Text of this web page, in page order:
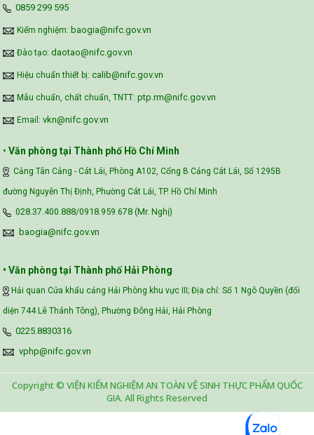
‪0859 299 595‬
Kiểm nghiệm: baogia@nifc.gov.vn
Đào tạo: daotao@nifc.gov.vn
Hiệu chuẩn thiết bị: calib@nifc.gov.vn
Mẫu chuẩn, chất chuẩn, TNTT: ptp.rm@nifc.gov.vn
Email: vkn@nifc.gov.vn
• Văn phòng tại Thành phố Hồ Chí Minh
Cảng Tân Cảng - Cát Lái, Phòng A102, Cổng B Cảng Cát Lái, Số 1295B
đường Nguyễn Thị Định, Phường Cát Lái, TP. Hồ Chí Minh
028.37.400.888/0918.959.678 (Mr. Nghị)
baogia@nifc.gov.vn
• Văn phòng tại Thành phố Hải Phòng
Hải quan Cửa khẩu cảng Hải Phòng khu vực III; Địa chỉ: Số 1 Ngô Quyền (đối
diện 744 Lê Thánh Tông), Phường Đông Hải, Hải Phòng
0225.8830316
vphp@nifc.gov.vn
Copyright © VIỆN KIỂM NGHIỆM AN TOÀN VỆ SINH THỰC PHẨM QUỐC
GIA. All Rights Reserved